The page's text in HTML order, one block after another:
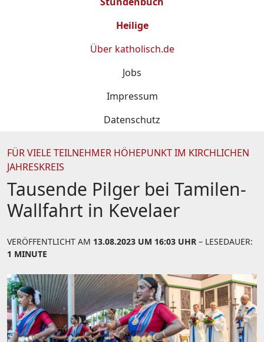
Heilige
Über katholisch.de
Jobs
Impressum
Datenschutz
FÜR VIELE TEILNEHMER HÖHEPUNKT IM KIRCHLICHEN
JAHRESKREIS
Tausende Pilger bei Tamilen-
Wallfahrt in Kevelaer
VERÖFFENTLICHT AM 13.08.2023 UM 16:03 UHR – LESEDAUER:
1 MINUTE